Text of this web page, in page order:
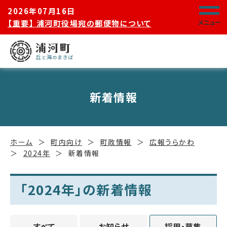
2026年07月16日
【重要】 浦河町役場宛の郵便物について
メニュー
新着情報
ホーム 町内向け 町政情報
広報うらかわ
2024年
新着情報
「2024年」の新着情報